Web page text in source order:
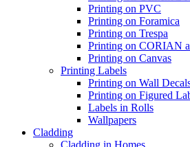
Printing on PVC
Printing on Foramica
Printing on Trespa
Printing on CORIAN
Printing on Canvas
Printing Labels
Printing on Wall
Printing on Figured
Labels in Rolls
Wallpapers
Cladding
Cladding in Homes